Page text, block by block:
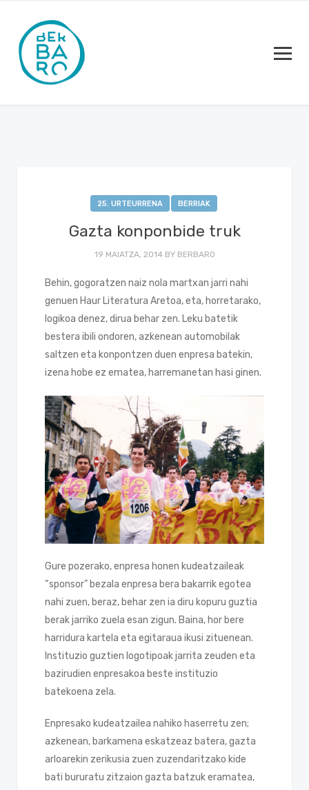
25. URTEURRENA BERRIAK
Gazta konponbide truk
19 MAIATZA, 2014 BY BERBARO
Behin, gogoratzen naiz nola martxan jarri nahi
genuen Haur Literatura Aretoa, eta, horretarako,
logikoa denez, dirua behar zen. Leku batetik
bestera ibili ondoren, azkenean automobilak
saltzen eta konpontzen duen enpresa batekin,
izena hobe ez ematea, harremanetan hasi ginen.
Gure pozerako, enpresa honen kudeatzaileak
“sponsor” bezala enpresa bera bakarrik egotea
nahi zuen, beraz, behar zen ia diru kopuru guztia
berak jarriko zuela esan zigun. Baina, hor bere
harridura kartela eta egitaraua ikusi zituenean.
Instituzio guztien logotipoak jarrita zeuden eta
bazirudien enpresakoa beste instituzio
batekoena zela.
Enpresako kudeatzailea nahiko haserretu zen;
azkenean, barkamena eskatzeaz batera, gazta
arloarekin zerikusia zuen zuzendaritzako kide
bati bururatu zitzaion gazta batzuk eramatea,